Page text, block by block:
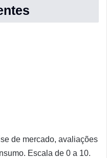
de mercado, avaliações
Escala de 0 a 10.